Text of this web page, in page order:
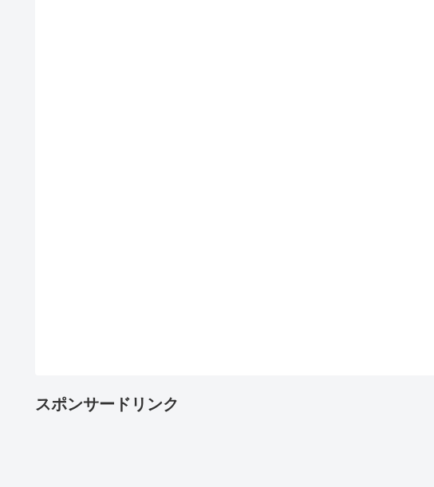
スポンサードリンク